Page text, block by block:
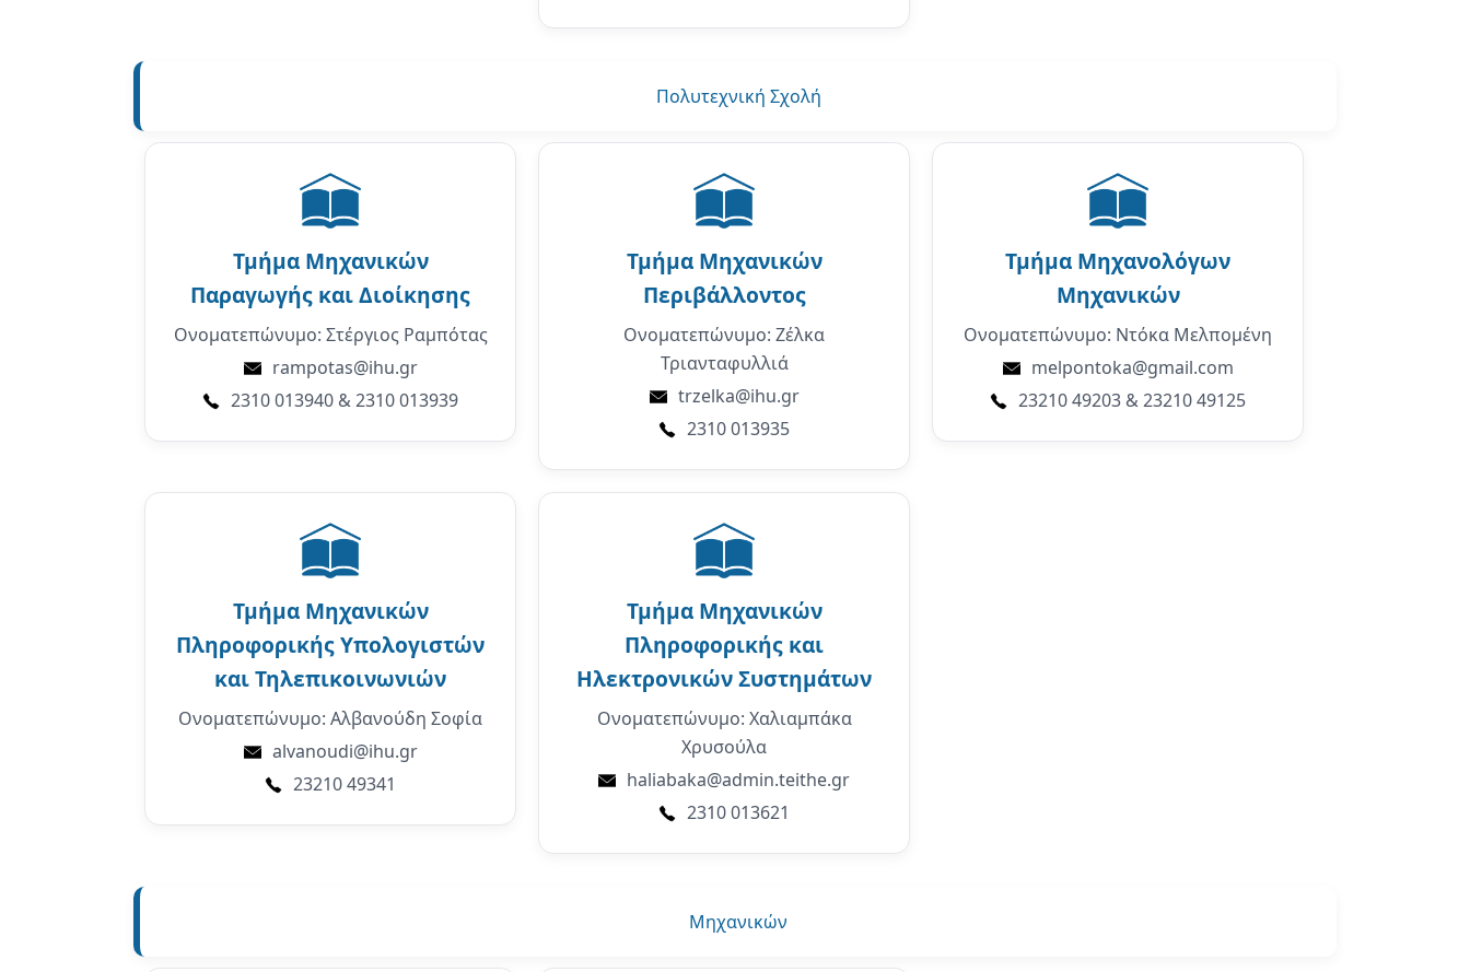
Πολυτεχνική Σχολή
Τμήμα Μηχανικών
Παραγωγής και Διοίκησης
Ονοματεπώνυμο: Στέργιος Ραμπότας
rampotas@ihu.gr
2310 013940 & 2310 013939
Τμήμα Μηχανικών
Περιβάλλοντος
Ονοματεπώνυμο: Ζέλκα
Τριανταφυλλιά
trzelka@ihu.gr
2310 013935
Τμήμα Μηχανολόγων
Μηχανικών
Ονοματεπώνυμο: Ντόκα Μελπομένη
melpontoka@gmail.com
23210 49203 & 23210 49125
Τμήμα Μηχανικών
Πληροφορικής Υπολογιστών
και Τηλεπικοινωνιών
Ονοματεπώνυμο: Αλβανούδη Σοφία
alvanoudi@ihu.gr
23210 49341
Τμήμα Μηχανικών
Πληροφορικής και
Ηλεκτρονικών Συστημάτων
Ονοματεπώνυμο: Χαλιαμπάκα
Χρυσούλα
haliabaka@admin.teithe.gr
2310 013621
Μηχανικών